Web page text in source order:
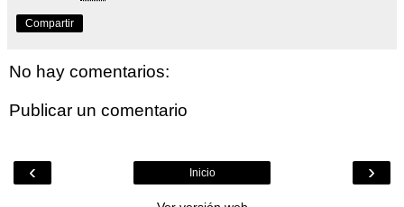
Compartir
No hay comentarios:
Publicar un comentario
‹ ›
Inicio